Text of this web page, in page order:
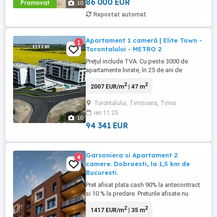
Promovat 10 86 000 EUR
Repostat automat
10
1
Apartament 1 cameră | Elite Town -
Torontalului - METRO 2
Prețul include TVA. Cu peste 3000 de
apartamente livrate, în 25 de ani de
rezidențiale și 3 orașe diferite, Elite Grup
dezvoltatorilor din România. Suntem
amplasați în zona de Nord, cel mai
dinamic punct al orașului Timișoara.
2007 EUR/m2| 47 m2
Torontalului, Timisoara, Timis
ieri 11:25
94 341 EUR
4
Garsoniera si Apartament 2
camere. Dobroesti, la 1,5 km de
Bucuresti.
Pret afisat plata cash 90% la antecontract
si 10 % la predare. Preturile afisate nu
ansamblu rezidențial exclusivist, conceput
1417 EUR/m2| 35 m2